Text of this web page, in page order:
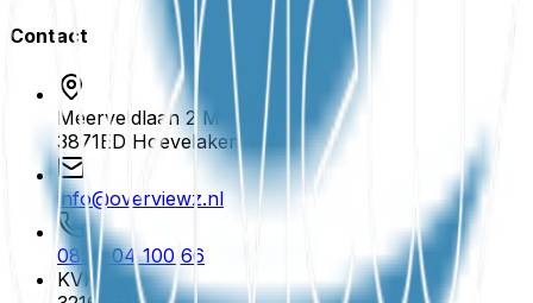
Contact
Meerveldlaan 2 M
3871ED Hoevelaken
info@overviewz.nl
085 - 04 100 66
KVK